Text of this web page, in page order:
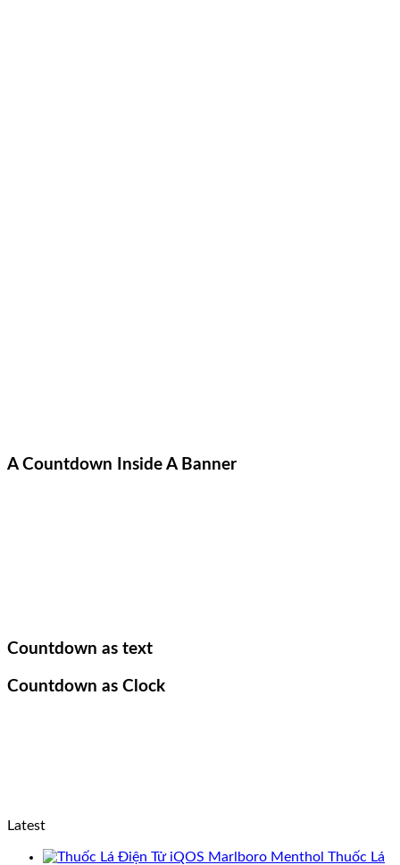
A Countdown Inside A Banner
Countdown as text
Countdown as Clock
Latest
Thuốc Lá